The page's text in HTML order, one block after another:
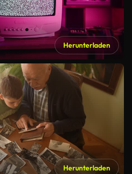
Herunterladen
Herunterladen